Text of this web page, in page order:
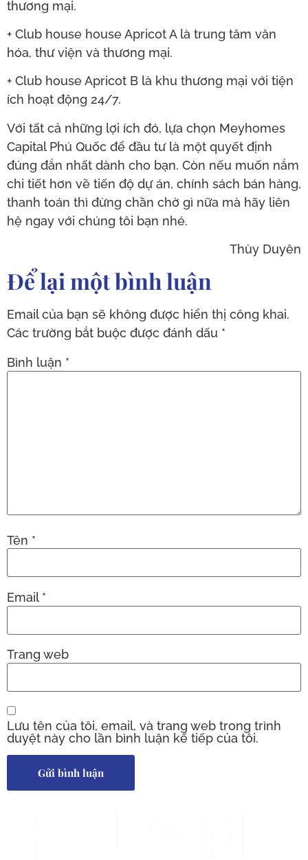
thương mại.
+ Club house house Apricot A là trung tâm văn
hóa, thư viện và thương mại.
+ Club house Apricot B là khu thương mại với tiện
ích hoạt động 24/7.
Với tất cả những lợi ích đó, lựa chọn Meyhomes
Capital Phú Quốc để đầu tư là một quyết định
đúng đắn nhất dành cho bạn. Còn nếu muốn nắm
chi tiết hơn về tiến độ dự án, chính sách bán hàng,
thanh toán thì đừng chần chờ gì nữa mà hãy liên
hệ ngay với chúng tôi bạn nhé.
Thùy Duyên
Để lại một bình luận
Email của bạn sẽ không được hiển thị công khai.
Các trường bắt buộc được đánh dấu *
Bình luận *
Tên *
Email *
Trang web
Lưu tên của tôi, email, và trang web trong trình
duyệt này cho lần bình luận kế tiếp của tôi.